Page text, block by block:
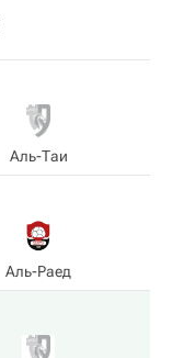
Аль-Таи
Аль-Раед